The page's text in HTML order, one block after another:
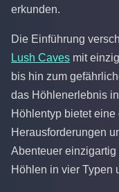
erkunden.
Die Einführung
Lush Caves mit
bis hin zum
das Höhlenerlebnis
Höhlentyp bietet
Herausforderungen
Abenteuer
Höhlen in vier Typen